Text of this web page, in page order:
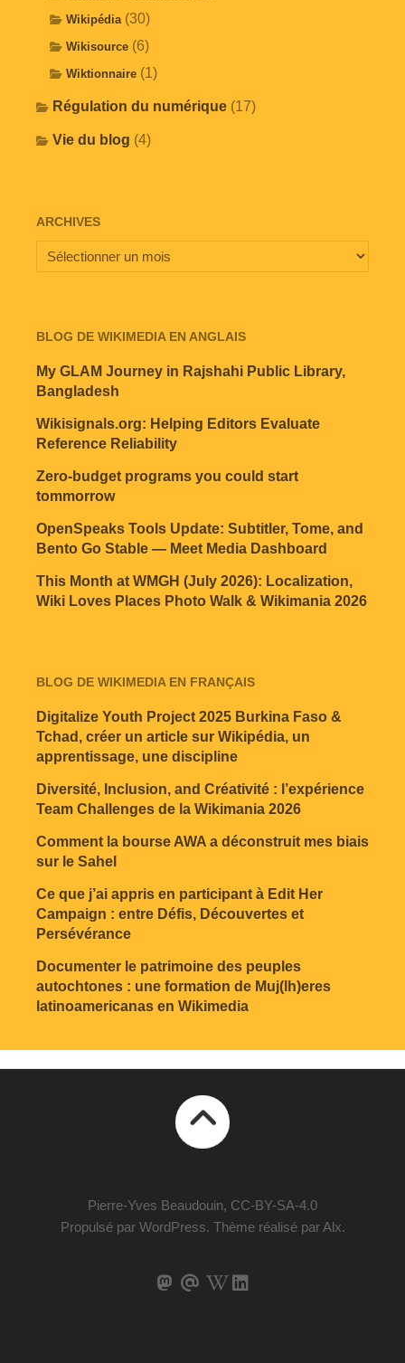
Wikipédia (30)
Wikisource (6)
Wiktionnaire (1)
Régulation du numérique (17)
Vie du blog (4)
ARCHIVES
BLOG DE WIKIMEDIA EN ANGLAIS
My GLAM Journey in Rajshahi Public Library,
Bangladesh
Wikisignals.org: Helping Editors Evaluate
Reference Reliability
Zero-budget programs you could start
tommorrow
OpenSpeaks Tools Update: Subtitler, Tome, and
Bento Go Stable — Meet Media Dashboard
This Month at WMGH (July 2026): Localization,
Wiki Loves Places Photo Walk & Wikimania 2026
BLOG DE WIKIMEDIA EN FRANÇAIS
Digitalize Youth Project 2025 Burkina Faso &
Tchad, créer un article sur Wikipédia, un
apprentissage, une discipline
Diversité, Inclusion, and Créativité : l’expérience
Team Challenges de la Wikimania 2026
Comment la bourse AWA a déconstruit mes biais
sur le Sahel
Ce que j’ai appris en participant à Edit Her
Campaign : entre Défis, Découvertes et
Persévérance
Documenter le patrimoine des peuples
autochtones : une formation de Muj(lh)eres
latinoamericanas en Wikimedia
Pierre-Yves Beaudouin, CC-BY-SA-4.0
Propulsé par WordPress. Thème réalisé parAlx.